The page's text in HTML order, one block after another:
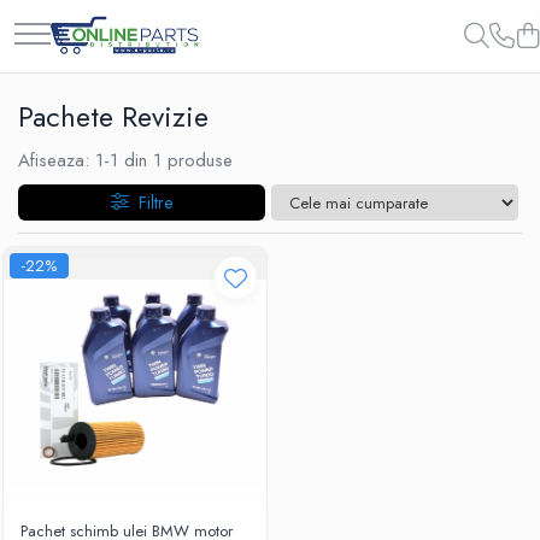
Pachete Revizie
Afiseaza: 1-1 din 1 produse
Filtre
-22%
Pachet schimb ulei BMW motor